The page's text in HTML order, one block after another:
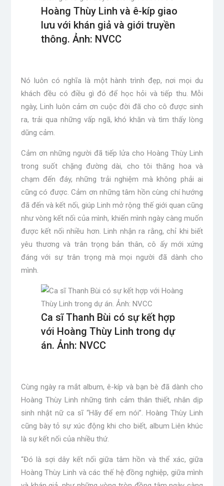
Hoàng Thùy Linh và ê-kíp giao
lưu với khán giả và giới truyền
thông. Ảnh: NVCC
Nó luôn có nghĩa là một hành trình đẹp, nơi mọi du
khách đều có điều gì đó để học hỏi và tiếp thu. Mỗi
ngày, Linh luôn cảm ơn cuộc đời đã cho cô được sinh
ra, trải qua những vấp ngã, khó khăn và tìm thấy lòng
dũng cảm.
Cảm ơn những người đã tiếp lửa cho Hoàng Thùy Linh
trong suốt chặng đường dài, cho tôi thăng hoa và
chạm đến đáy, những trải nghiệm mà không phải ai
cũng có được. Cảm ơn những tâm hồn cùng chí hướng
đã đến và kết nối, giúp Linh mở rộng thế giới quan cũng
như vòng kết nối của mình, khiến mình ngày càng muốn
được kết nối nhiều hơn. Linh nhận ra rằng, chỉ khi biết
yêu thương và trân trọng bản thân, cô ấy mới xứng
đáng với sự trân trọng mà mọi người đã dành cho
mình.
Ca sĩ Thanh Bùi có sự kết hợp
với Hoàng Thùy Linh trong dự
án. Ảnh: NVCC
Cùng ngày ra mắt album, ê-kíp và bạn bè đã dành cho
Hoàng Thùy Linh những tình cảm thân thiết, nhân dịp
sinh nhật nữ ca sĩ “Hãy để em nói”. Hoàng Thùy Linh
cũng bày tỏ sự xúc động khi cho biết, album Liên khúc
là sự kết nối của nhiều thứ.
“Đó là sợi dây kết nối giữa tâm hồn và thể xác, giữa
Hoàng Thùy Linh và các thế hệ đồng nghiệp, giữa mình